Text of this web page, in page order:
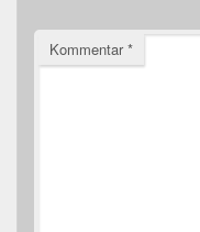
Kommentar*